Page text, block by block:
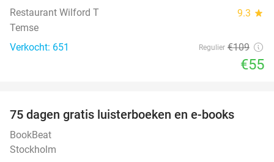
Restaurant Wilford T 9.3 star
Temse
Verkocht: 651
Regulier €109
€55
75 dagen gratis luisterboeken en e-books
BookBeat
Stockholm